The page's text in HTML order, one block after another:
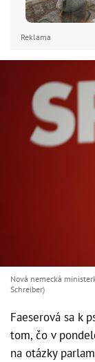
Reklama
Nová nemecká
Schreiber)
Faeserová sa k
tom, čo v
na otázky